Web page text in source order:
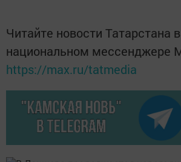
Читайте новости Татарстана в
национальном мессенджере
https://max.ru/tatmedia